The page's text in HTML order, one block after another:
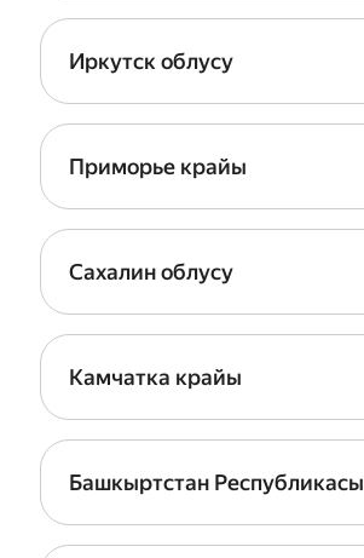
Иркутск облусу
Приморье крайы
Сахалин облусу
Камчатка крайы
Башкыртстан Республикасы